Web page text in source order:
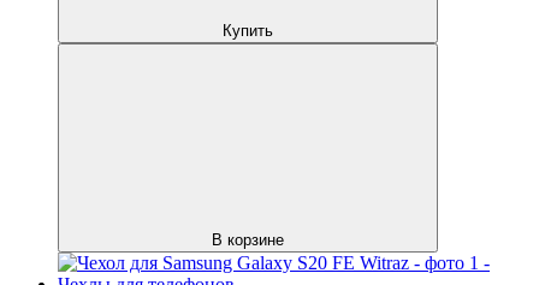
Купить
В корзине